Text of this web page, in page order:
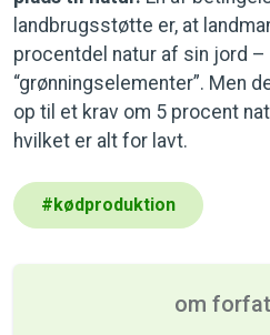
landbrugsstøtte er, at
procentdel natur af sin jord
“grønningselementer”. Men
op til et krav om 5 procent
hvilket er alt for lavt.
#kødproduktion
om